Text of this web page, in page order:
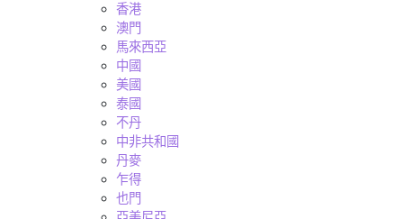
香港
澳門
馬來西亞
中國
美國
泰國
不丹
中非共和國
丹麥
乍得
也門